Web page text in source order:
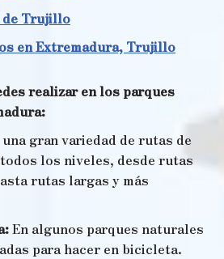
de Trujillo
en Extremadura, Trujillo
realizar en los parques
gran variedad de rutas de
los niveles, desde rutas
rutas largas y más
En algunos parques naturales
para hacer en bicicleta.